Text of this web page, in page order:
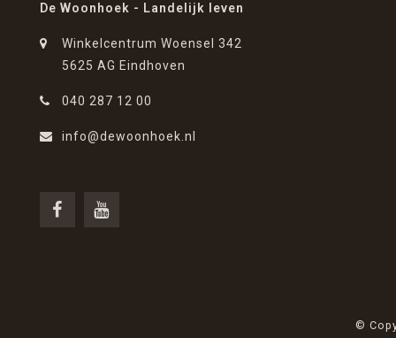
De Woonhoek - Landelijk leven
Winkelcentrum Woensel 342
5625 AG Eindhoven
040 287 12 00
info@dewoonhoek.nl
©